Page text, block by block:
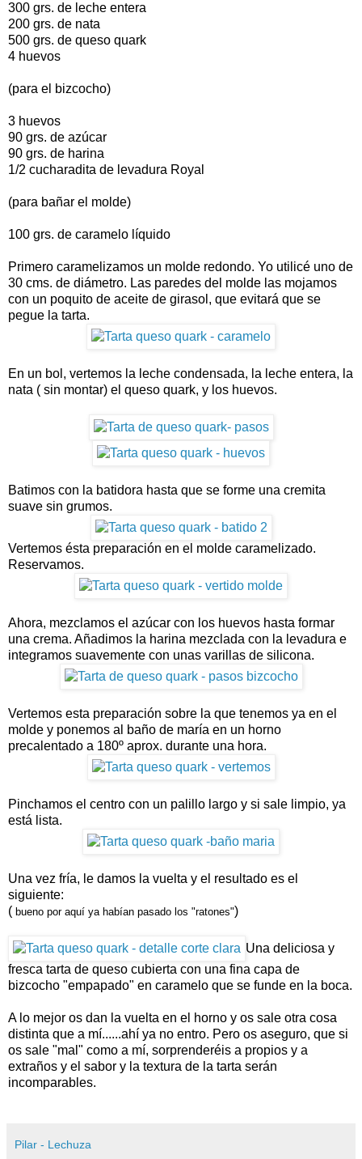
300 grs. de leche entera
200 grs. de nata
500 grs. de queso quark
4 huevos
(para el bizcocho)
3 huevos
90 grs. de azúcar
90 grs. de harina
1/2 cucharadita de levadura Royal
(para bañar el molde)
100 grs. de caramelo líquido
Primero caramelizamos un molde redondo. Yo utilicé uno de
30 cms. de diámetro. Las paredes del molde las mojamos
con un poquito de aceite de girasol, que evitará que se
pegue la tarta.
En un bol, vertemos la leche condensada, la leche entera, la
nata ( sin montar) el queso quark, y los huevos.
Batimos con la batidora hasta que se forme una cremita
suave sin grumos.
Vertemos ésta preparación en el molde caramelizado.
Reservamos.
Ahora, mezclamos el azúcar con los huevos hasta formar
una crema. Añadimos la harina mezclada con la levadura e
integramos suavemente con unas varillas de silicona.
Vertemos esta preparación sobre la que tenemos ya en el
molde y ponemos al baño de maría en un horno
precalentado a 180º aprox. durante una hora.
Pinchamos el centro con un palillo largo y si sale limpio, ya
está lista.
Una vez fría, le damos la vuelta y el resultado es el
siguiente:
( bueno por aquí ya habían pasado los "ratones")
Una deliciosa y
fresca tarta de queso cubierta con una fina capa de
bizcocho "empapado" en caramelo que se funde en la boca.
A lo mejor os dan la vuelta en el horno y os sale otra cosa
distinta que a mí......ahí ya no entro. Pero os aseguro, que si
os sale "mal" como a mí, sorprenderéis a propios y a
extraños y el sabor y la textura de la tarta serán
incomparables.
Pilar - Lechuza